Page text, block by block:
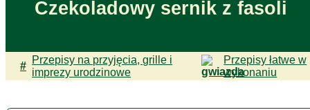
Czekoladowy sernik z fasoli
#
Przepisy na przyjęcia, grille i
imprezy urodzinowe
Przepisy łatwe w
wykonaniu